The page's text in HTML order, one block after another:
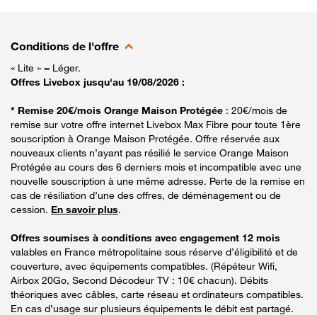
Conditions de l'offre
« Lite » = Léger.
Offres Livebox jusqu'au 19/08/2026 :
* Remise 20€/mois Orange Maison Protégée : 20€/mois de
remise sur votre offre internet Livebox Max Fibre pour toute 1ère
souscription à Orange Maison Protégée. Offre réservée aux
nouveaux clients n’ayant pas résilié le service Orange Maison
Protégée au cours des 6 derniers mois et incompatible avec une
nouvelle souscription à une même adresse. Perte de la remise en
cas de résiliation d’une des offres, de déménagement ou de
cession. En savoir plus.
Offres soumises à conditions avec engagement 12 mois
valables en France métropolitaine sous réserve d’éligibilité et de
couverture, avec équipements compatibles. (Répéteur Wifi,
Airbox 20Go, Second Décodeur TV : 10€ chacun). Débits
théoriques avec câbles, carte réseau et ordinateurs compatibles.
En cas d’usage sur plusieurs équipements le débit est partagé.